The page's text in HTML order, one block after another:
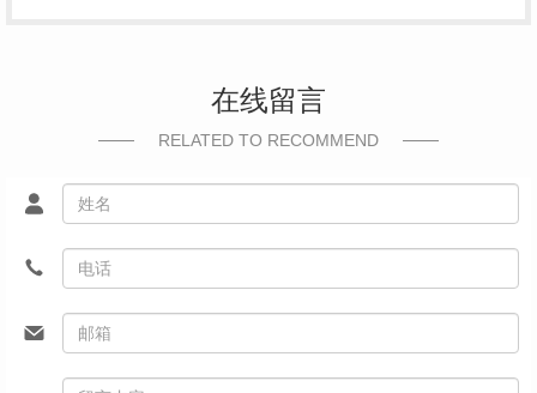
在线留言
RELATED TO RECOMMEND